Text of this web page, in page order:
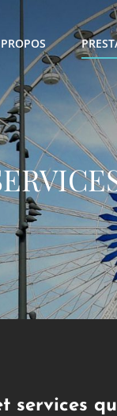
services